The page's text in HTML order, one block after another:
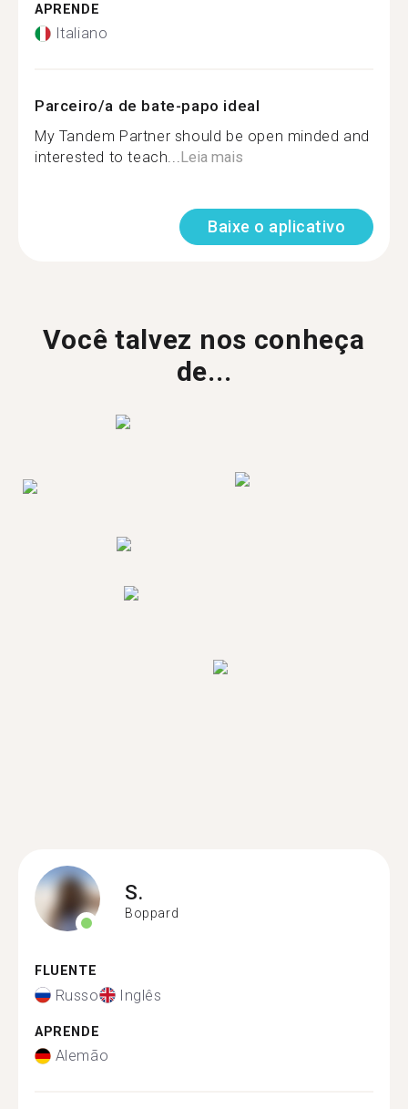
APRENDE
Italiano
Parceiro/a de bate-papo ideal
My Tandem Partner should be open minded and
interested to teach...Leia mais
Baixe o aplicativo
Você talvez nos conheça
de...
S.
Boppard
FLUENTE
Russo Inglês
APRENDE
Alemão